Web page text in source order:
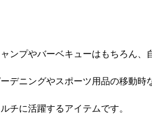
ンプやバーベキューはもちろん、
ーデニングやスポーツ用品の移動時
チに活躍するアイテムです。